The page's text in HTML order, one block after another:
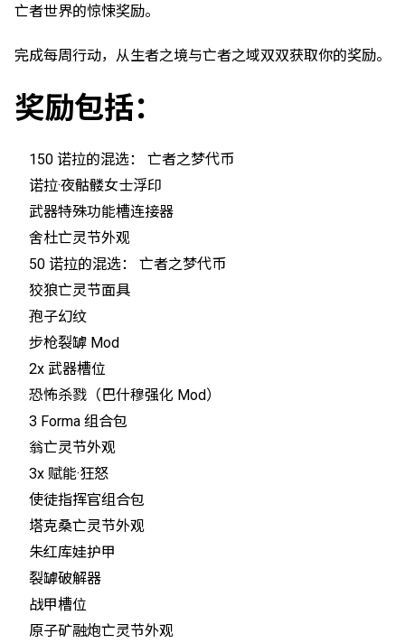
亡者世界的惊悚奖励。
完成每周行动，从生者之境与亡者之域双双获取你的奖励。
奖励包括：
150 诺拉的混选： 亡者之梦代币
诺拉·夜骷髅女士浮印
武器特殊功能槽连接器
舍杜亡灵节外观
50 诺拉的混选： 亡者之梦代币
狡狼亡灵节面具
孢子幻纹
步枪裂罅 Mod
2x 武器槽位
恐怖杀戮（巴什穆强化 Mod）
3 Forma 组合包
翁亡灵节外观
3x 赋能·狂怒
使徒指挥官组合包
塔克桑亡灵节外观
朱红库娃护甲
裂罅破解器
战甲槽位
原子矿融炮亡灵节外观